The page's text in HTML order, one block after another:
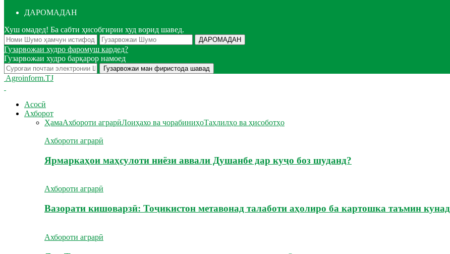
ДАРОМАДАН
Хуш омадед! Ба сабти ҳисобгирии худ ворид шавед.
Гузарвожаи худро фаромуш кардед?
Гузарвожаи худро барқарор намоед
Agroinform.TJ
Асосӣ
Ахборот
ҲамаАхбороти аграрӣЛоиҳахо ва чорабиниҳоТаҳлилҳо ва ҳисоботҳо
Ахбороти аграрӣ
Ярмаркаҳои маҳсулоти ниёзи аввали Душанбе дар куҷо боз шуданд?
Ахбороти аграрӣ
Вазорати кишоварзӣ: Тоҷикистон метавонад талаботи аҳолиро ба картошка таъмин кунад
Ахбороти аграрӣ